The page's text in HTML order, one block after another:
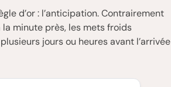
d’or : l’anticipation. Contrairement
minute près, les mets froids
jours ou heures avant l’arrivée